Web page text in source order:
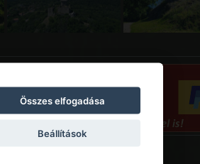
Összes elfogadása
Beállítások